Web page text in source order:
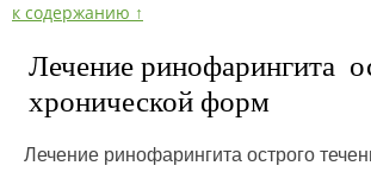
к содержанию ↑
Лечение ринофарингита
хронической форм
Лечение ринофарингита острого